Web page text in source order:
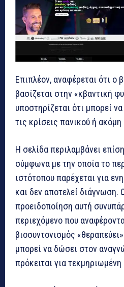
Επιπλέον, αναφέρεται ότι ο
βασίζεται στην «κβαντική
υποστηρίζεται ότι μπορεί
τις κρίσεις πανικού ή
Η σελίδα περιλαμβάνει
σύμφωνα με την οποία το
ιστότοπου παρέχεται για
και δεν αποτελεί διάγνωση.
προειδοποίηση αυτή
περιεχόμενο που
βιοσυντονισμός
μπορεί να δώσει στον
πρόκειται για